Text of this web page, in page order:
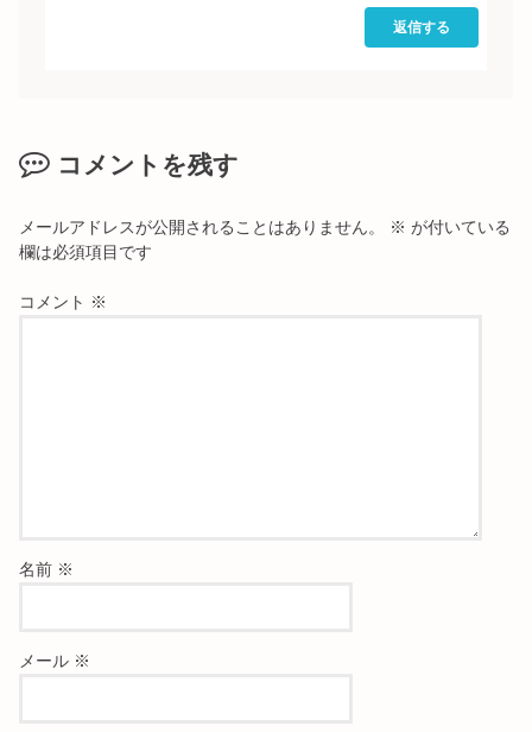
返信する
コメントを残す
メールアドレスが公開されることはありません。 ※ が付いている
欄は必須項目です
コメント ※
名前 ※
メール ※